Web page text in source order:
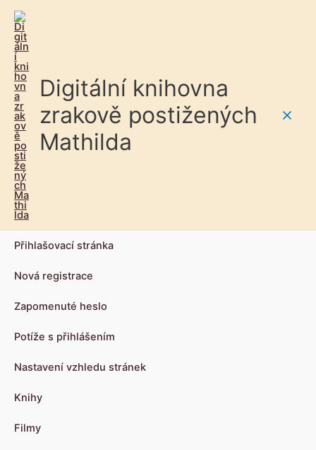
Digitální knihovna
zrakově postižených
Mathilda
Přihlašovací stránka
Nová registrace
Zapomenuté heslo
Potíže s přihlášením
Nastavení vzhledu stránek
Knihy
Filmy